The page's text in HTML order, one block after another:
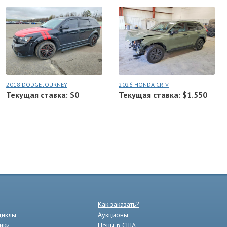
2018 DODGE JOURNEY
Текущая ставка: $0
2026 HONDA CR-V
Текущая ставка: $1.550
Как заказать?
Аукционы